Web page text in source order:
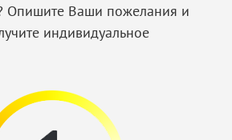
Опишите Ваши пожелания и
индивидуальное